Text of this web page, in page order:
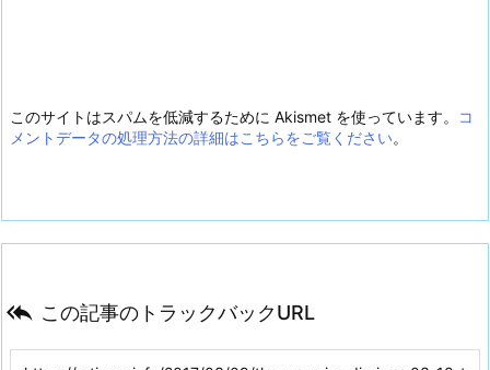
このサイトはスパムを低減するために Akismet を使っています。
コ
メントデータの処理方法の詳細はこちらをご覧ください。
 この記事のトラックバックURL